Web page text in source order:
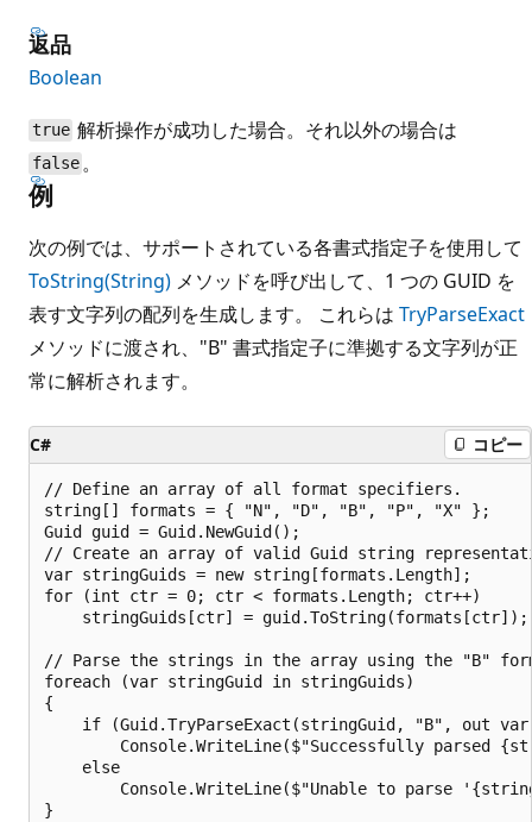
返品
Boolean
true 解析操作が成功した場合。それ以外の場合は
false 。
例
次の例では、サポートされている各書式指定子を使用して
ToString(String) メソッドを呼び出して、1 つの GUID を
表す文字列の配列を生成します。 これらは TryParseExact
メソッドに渡され、"B" 書式指定子に準拠する文字列が正
常に解析されます。
C# コピー
// Define an array of all format specifiers.
string[] formats = { "N", "D", "B", "P", "X" };
Guid guid = Guid.NewGuid();
// Create an array of valid Guid string
var stringGuids = new string[formats.Length];
for (int ctr = 0; ctr < formats.Length; ctr++)
    stringGuids[ctr] = guid.ToString(formats[ctr]);
// Parse the strings in the array using the "B"
foreach (var stringGuid in stringGuids)
{
if (Guid.TryParseExact(stringGuid, "B", out
Console.WriteLine($"Successfully parsed
    else
Console.WriteLine($"Unable to parse
}